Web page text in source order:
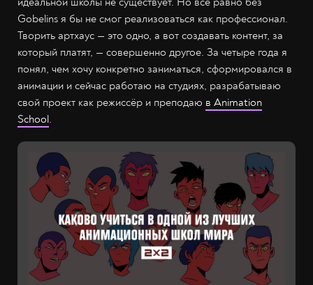
Gobelins я бы не смог реализоваться как профессионал.
Творить артхаус — это одно, а вот создавать контент, за
который платят, — совершенно другое. За четыре года я
понял, чем хочу конкретно заниматься, сформировался в
анимации и сейчас работаю на студиях, разрабатываю
свой проект как режиссёр и преподаю в Animation
School.